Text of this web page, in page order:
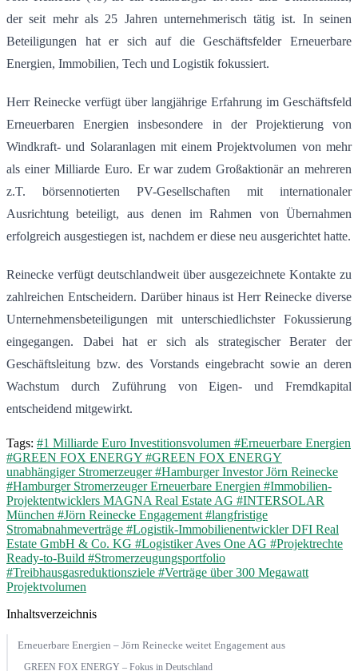
der seit mehr als 25 Jahren unternehmerisch tätig ist. In seinen
Beteiligungen hat er sich auf die Geschäftsfelder Erneuerbare
Energien, Immobilien, Tech und Logistik fokussiert.
Herr Reinecke verfügt über langjährige Erfahrung im Geschäftsfeld
Erneuerbaren Energien insbesondere in der Projektierung von
Windkraft- und Solaranlagen mit einem Projektvolumen von mehr
als einer Milliarde Euro. Er war zudem Großaktionär an mehreren
z.T. börsennotierten PV-Gesellschaften mit internationaler
Ausrichtung beteiligt, aus denen im Rahmen von Übernahmen
erfolgreich ausgestiegen ist, nachdem er diese neu ausgerichtet hatte.
Reinecke verfügt deutschlandweit über ausgezeichnete Kontakte zu
zahlreichen Entscheidern. Darüber hinaus ist Herr Reinecke diverse
Unternehmensbeteiligungen mit unterschiedlichster Fokussierung
eingegangen. Dabei hat er sich als strategischer Berater der
Geschäftsleitung bzw. des Vorstands eingebracht sowie an deren
Wachstum durch Zuführung von Eigen- und Fremdkapital
entscheidend mitgewirkt.
Tags: #1 Milliarde Euro Investitionsvolumen #Erneuerbare Energien
#GREEN FOX ENERGY #GREEN FOX ENERGY
unabhängiger Stromerzeuger#Hamburger Investor Jörn Reinecke
#Hamburger Stromerzeuger Erneuerbare Energien #Immobilien-
Projektentwicklers MAGNA Real Estate AG #INTERSOLAR
München #Jörn Reinecke Engagement #langfristige
Stromabnahmeverträge #Logistik-Immobilienentwickler DFI Real
Estate GmbH & Co. KG #Logistiker Aves One AG #Projektrechte
Ready-to-Build #Stromerzeugungsportfolio
#Treibhausgasreduktionsziele #Verträge über 300 Megawatt
Projektvolumen
Inhaltsverzeichnis
Erneuerbare Energien – Jörn Reinecke weitet Engagement aus
GREEN FOX ENERGY – Fokus in Deutschland